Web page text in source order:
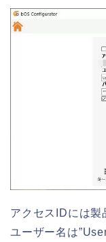
アクセスIDには製
ユーザー名は